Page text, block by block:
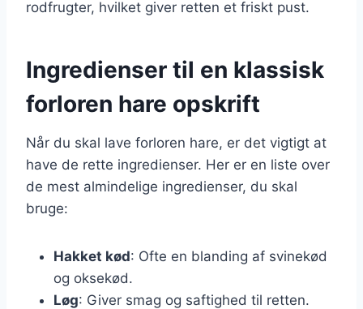
rodfrugter, hvilket giver retten et friskt pust.
Ingredienser til en klassisk
forloren hare opskrift
Når du skal lave forloren hare, er det vigtigt at
have de rette ingredienser. Her er en liste over
de mest almindelige ingredienser, du skal
bruge:
Hakket kød: Ofte en blanding af svinekød
og oksekød.
Løg: Giver smag og saftighed til retten.